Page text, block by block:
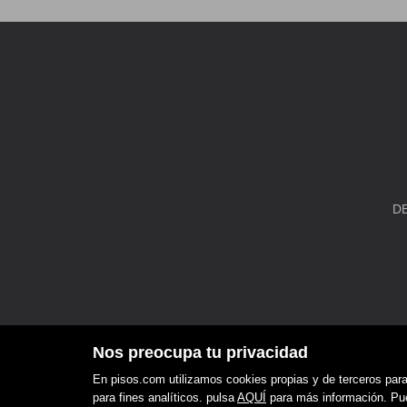
Nos preocupa tu privacidad
En pisos.com utilizamos cookies propias y de terceros
para fines analíticos. pulsaAQUÍ para más información.